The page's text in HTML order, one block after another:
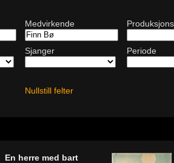
Medvirkende
Sjanger Periode
Nullstill felter
En herre med bart